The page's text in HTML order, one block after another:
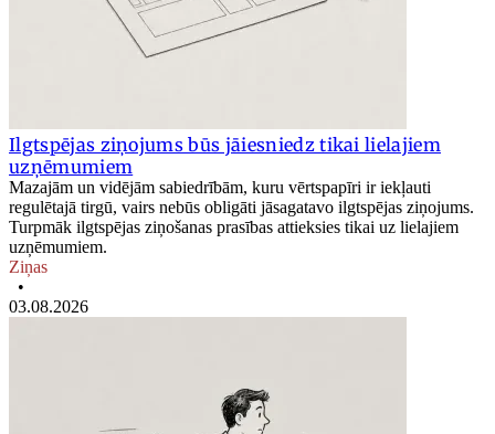
Ilgtspējas ziņojums būs jāiesniedz tikai lielajiem
uzņēmumiem
Mazajām un vidējām sabiedrībām, kuru vērtspapīri ir iekļauti
regulētajā tirgū, vairs nebūs obligāti jāsagatavo ilgtspējas ziņojums.
Turpmāk ilgtspējas ziņošanas prasības attieksies tikai uz lielajiem
uzņēmumiem.
Ziņas
•
03.08.2026